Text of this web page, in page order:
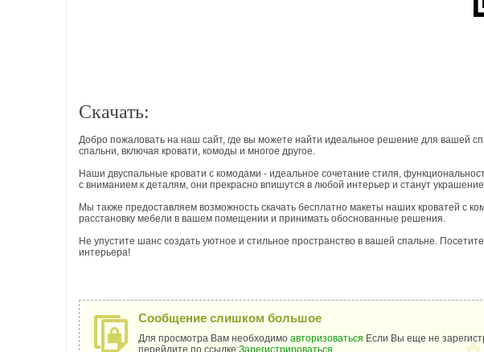
Скачать:
Добро пожаловать на наш сайт, где вы можете найти идеальное решение для вашей
спальни, включая кровати, комоды и многое другое.
Наши двуспальные кровати с комодами - идеальное сочетание стиля,
с вниманием к деталям, они прекрасно впишутся в любой интерьер и станут
Мы также предоставляем возможность скачать бесплатно макеты наших кроватей с
расстановку мебели в вашем помещении и принимать обоснованные решения.
Не упустите шанс создать уютное и стильное пространство в вашей спальне.
интерьера!
Сообщение слишком большое
Для просмотра Вам необходимо авторизоваться Если Вы еще не
перейдите по ссылке:Зарегистрироваться